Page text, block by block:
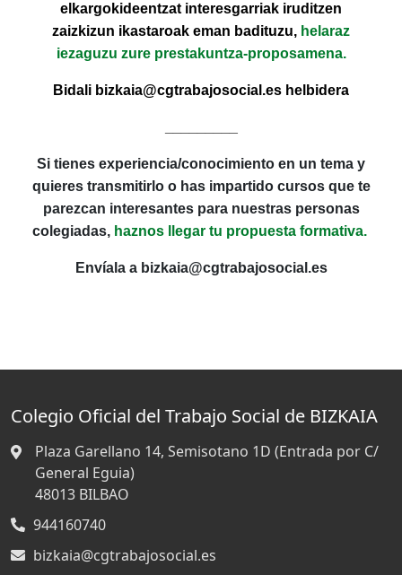
elkargokideentzat interesgarriak iruditzen
zaizkizun ikastaroak eman badituzu, helaraz
iezaguzu zure prestakuntza-proposamena.
Bidali bizkaia@cgtrabajosocial.es helbidera
Si tienes experiencia/conocimiento en un tema y
quieres transmitirlo o has impartido cursos que te
parezcan interesantes para nuestras personas
colegiadas, haznos llegar tu propuesta formativa.
Envíala a bizkaia@cgtrabajosocial.es
Colegio Oficial del Trabajo Social de BIZKAIA
Plaza Garellano 14, Semisotano 1D (Entrada por C/
General Eguia)
48013 BILBAO
944160740
bizkaia@cgtrabajosocial.es